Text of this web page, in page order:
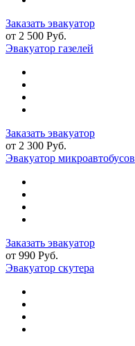
Заказать эвакуатор
от 2 500 Руб.
Эвакуатор газелей
Заказать эвакуатор
от 2 300 Руб.
Эвакуатор микроавтобусов
Заказать эвакуатор
от 990 Руб.
Эвакуатор скутера